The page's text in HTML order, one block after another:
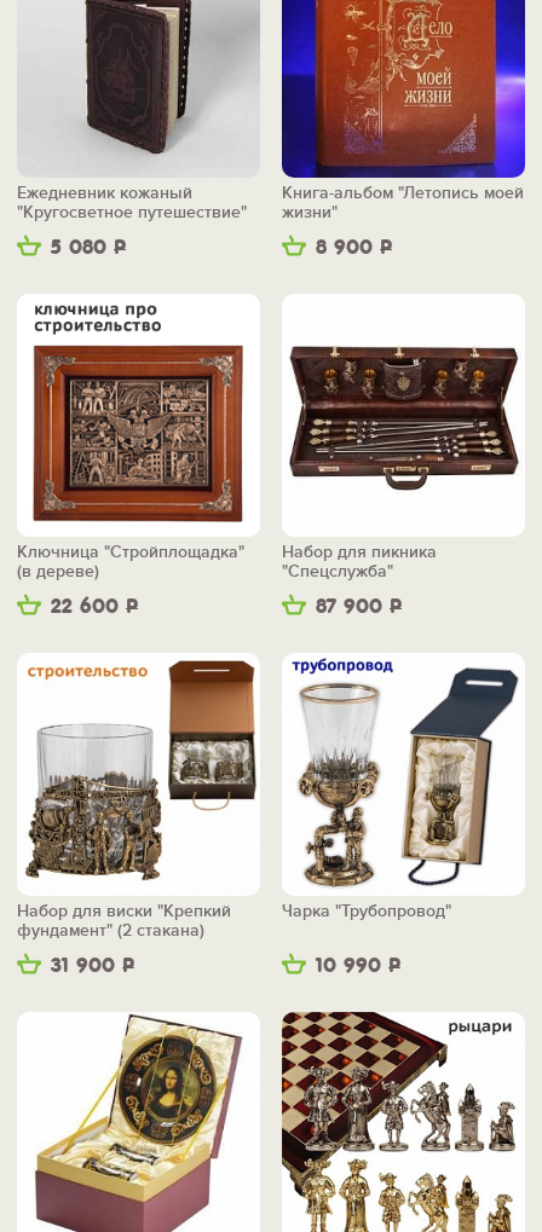
5 080 Р
Ежедневник кожаный
"Кругосветное путешествие"
8 900 Р
Книга-альбом "Летопись моей
жизни"
22 600 Р
Ключница "Стройплощадка"
(в дереве)
87 900 Р
Набор для пикника
"Спецслужба"
31 900 Р
Набор для виски "Крепкий
фундамент" (2 стакана)
10 990 Р
Чарка "Трубопровод"